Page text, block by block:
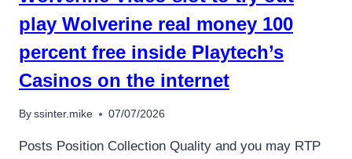
SPIELAUTOMATEN
BEI
BÜGELN-
SLOTS
play Wolverine real money 100
percent free inside Playtech’s
Casinos on the internet
By ssinter.mike 07/07/2026
Posts Position Collection Quality and you may RTP